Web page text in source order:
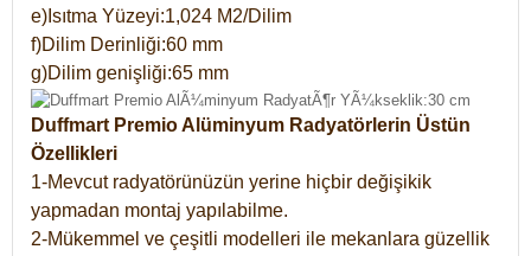
e)Isıtma Yüzeyi:1,024 M2/Dilim
f)Dilim Derinliği:60 mm
g)Dilim genişliği:65 mm
Duffmart Premio Alüminyum Radyatörlerin Üstün
Özellikleri
1-Mevcut radyatörünüzün yerine hiçbir değişikik
yapmadan montaj yapılabilme.
2-Mükemmel ve çeşitli modelleri ile mekanlara güzellik